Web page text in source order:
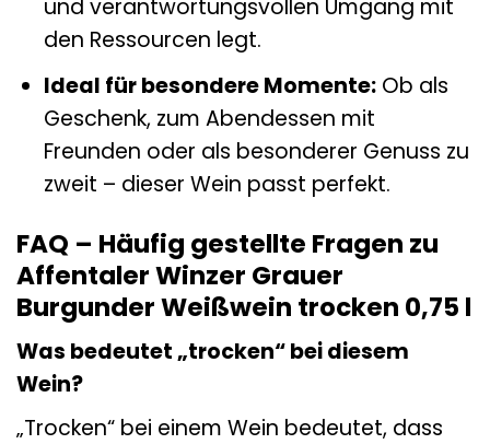
und verantwortungsvollen Umgang mit
den Ressourcen legt.
Ideal für besondere Momente:Ob als
Geschenk, zum Abendessen mit
Freunden oder als besonderer Genuss zu
zweit – dieser Wein passt perfekt.
FAQ – Häufig gestellte Fragen zu
Affentaler Winzer Grauer
Burgunder Weißwein trocken 0,75 l
Was bedeutet „trocken“ bei diesem
Wein?
„Trocken“ bei einem Wein bedeutet, dass